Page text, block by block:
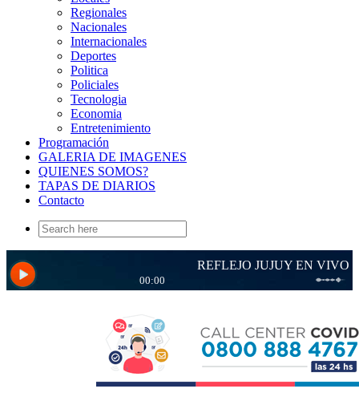
Regionales
Nacionales
Internacionales
Deportes
Politica
Policiales
Tecnologia
Economia
Entretenimiento
Programación
GALERIA DE IMAGENES
QUIENES SOMOS?
TAPAS DE DIARIOS
Contacto
Search
for: